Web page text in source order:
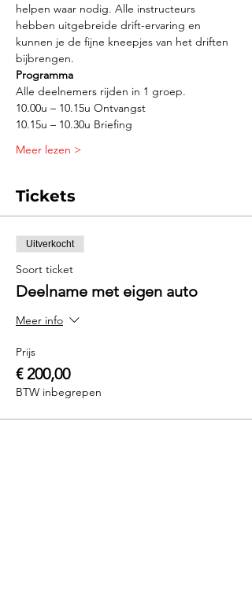
helpen waar nodig. Alle instructeurs
hebben uitgebreide drift-ervaring en
kunnen je de fijne kneepjes van het driften
bijbrengen.
Programma
Alle deelnemers rijden in 1 groep.
10.00u – 10.15u Ontvangst
10.15u – 10.30u Briefing
Meer lezen >
Tickets
Uitverkocht
Soort ticket
Deelname met eigen auto
Meer info
Prijs
€ 200,00
BTW inbegrepen